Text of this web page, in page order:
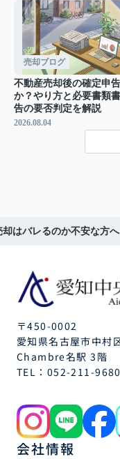
売却ブログ
不動産売却後の確定申
か？やり方と必要書類
告の要否判定を解説
2026.08.04
却はバレるのか不安な方
〒450-0002
愛知県名古屋市中村
Chambre名駅 3階
TEL： 052-211-9680
会社情報